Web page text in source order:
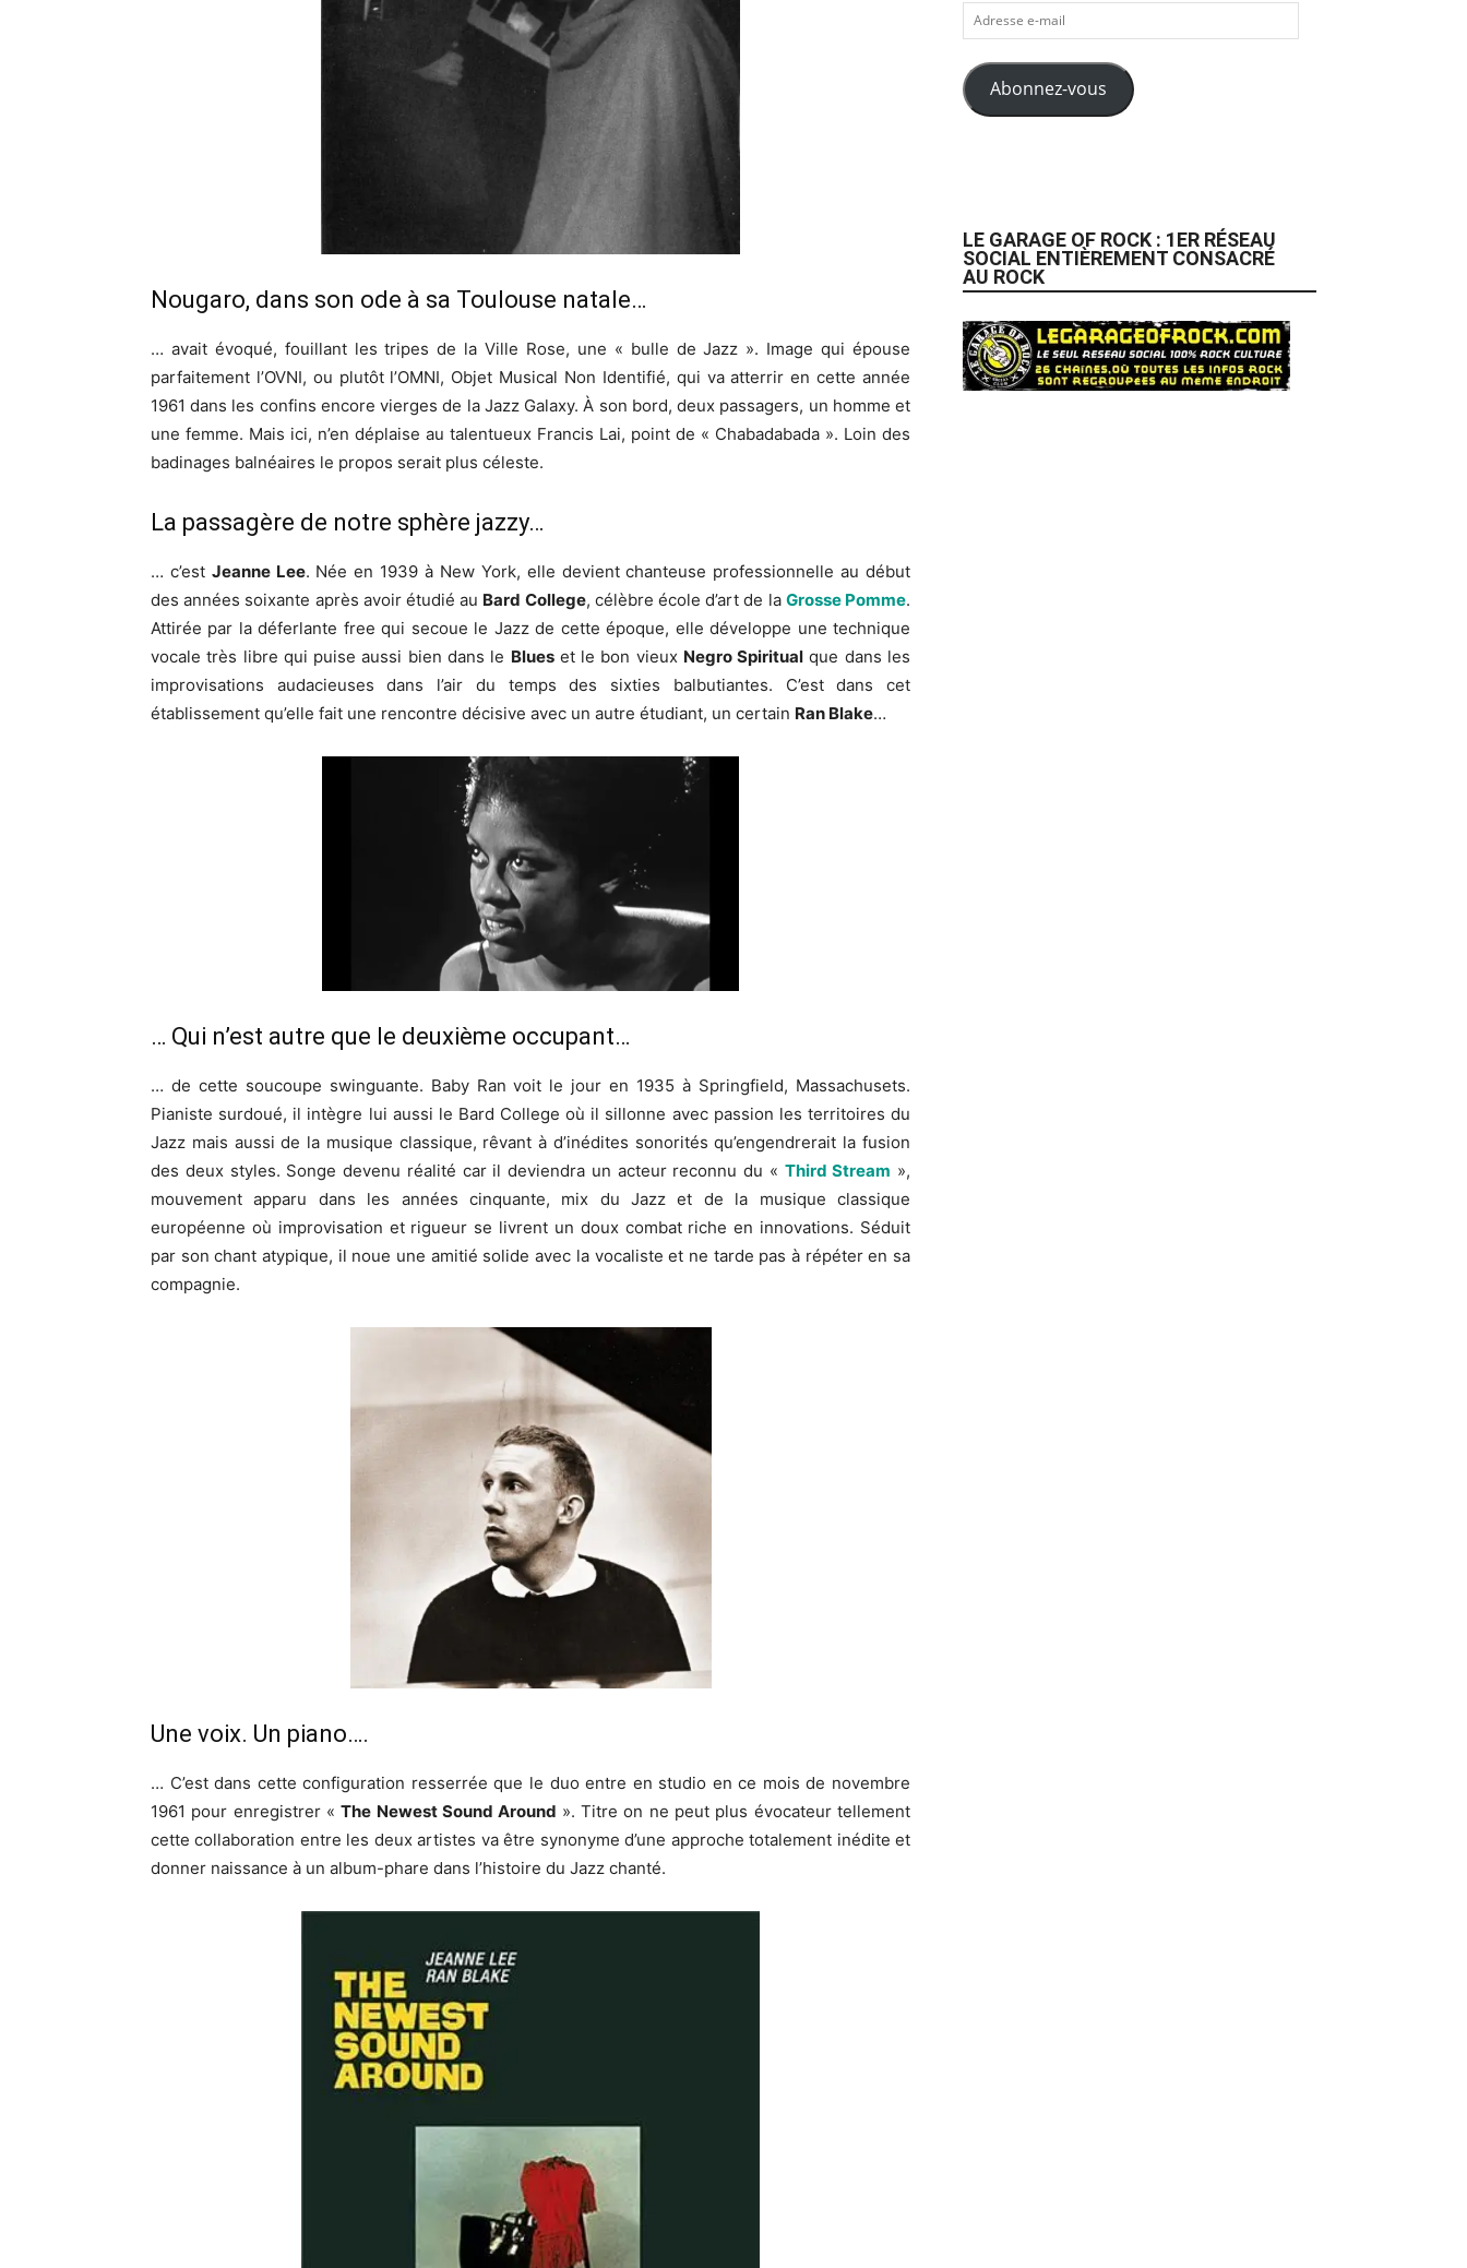
Nougaro, dans son ode à sa Toulouse natale…
… avait évoqué, fouillant les tripes de la Ville Rose, une « bulle de Jazz ». Image qui épouse
parfaitement l’OVNI, ou plutôt l’OMNI, Objet Musical Non Identifié, qui va atterrir en cette année
1961 dans les confins encore vierges de la Jazz Galaxy. À son bord, deux passagers, un homme et
une femme. Mais ici, n’en déplaise au talentueux Francis Lai, point de « Chabadabada ». Loin des
badinages balnéaires le propos serait plus céleste.
La passagère de notre sphère jazzy…
… c’est Jeanne Lee. Née en 1939 à New York, elle devient chanteuse professionnelle au début
des années soixante après avoir étudié au Bard College, célèbre école d’art de la Grosse Pomme.
Attirée par la déferlante free qui secoue le Jazz de cette époque, elle développe une technique
vocale très libre qui puise aussi bien dans le Blueset le bon vieux Negro Spiritual que dans les
improvisations audacieuses dans l’air du temps des sixties balbutiantes. C’est dans cet
établissement qu’elle fait une rencontre décisive avec un autre étudiant, un certain Ran Blake…
… Qui n’est autre que le deuxième occupant…
… de cette soucoupe swinguante. Baby Ran voit le jour en 1935 à Springfield, Massachusets.
Pianiste surdoué, il intègre lui aussi le Bard College où il sillonne avec passion les territoires du
Jazz mais aussi de la musique classique, rêvant à d’inédites sonorités qu’engendrerait la fusion
des deux styles. Songe devenu réalité car il deviendra un acteur reconnu du « Third Stream »,
mouvement apparu dans les années cinquante, mix du Jazz et de la musique classique
européenne où improvisation et rigueur se livrent un doux combat riche en innovations. Séduit
par son chant atypique, il noue une amitié solide avec la vocaliste et ne tarde pas à répéter en sa
compagnie.
Une voix. Un piano….
… C’est dans cette configuration resserrée que le duo entre en studio en ce mois de novembre
1961 pour enregistrer «The Newest Sound Around ». Titre on ne peut plus évocateur tellement
cette collaboration entre les deux artistes va être synonyme d’une approche totalement inédite et
donner naissance à un album-phare dans l’histoire du Jazz chanté.
Adresse
e-
mail
Abonnez-vous
LE GARAGE OF ROCK : 1ER RÉSEAU
SOCIAL ENTIÈREMENT CONSACRÉ
AU ROCK